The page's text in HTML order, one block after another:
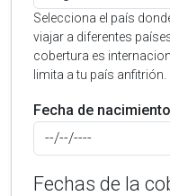
Selecciona el país
viajar a diferentes
cobertura es
limita a tu país anfitrión.
Fecha de nacimiento
Fechas de la